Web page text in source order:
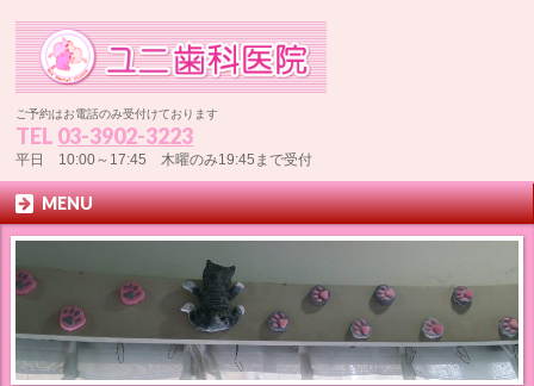
ご予約はお電話のみ受付けております
TEL 03-3902-3223
平日 10:00～17:45 木曜のみ19:45まで受付
MENU